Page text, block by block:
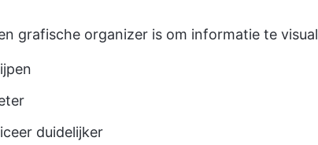
grafische organizer is om informatie te
duidelijker